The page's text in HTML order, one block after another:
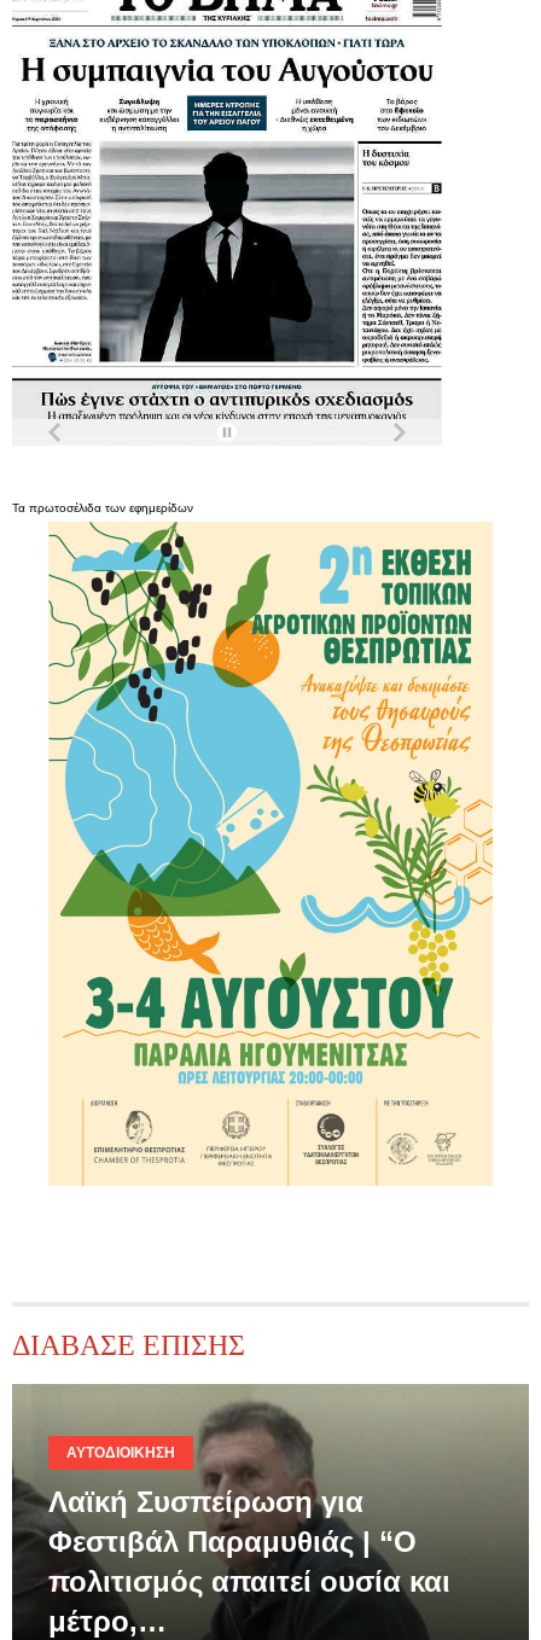
Τα πρωτοσέλιδα των εφημερίδων
ΔΙΑΒΑΣΕ ΕΠΙΣΗΣ
ΑΥΤΟΔΙΟΊΚΗΣΗ
Λαϊκή Συσπείρωση για
Φεστιβάλ Παραμυθιάς | “Ο
πολιτισμός απαιτεί ουσία και
μέτρο,…